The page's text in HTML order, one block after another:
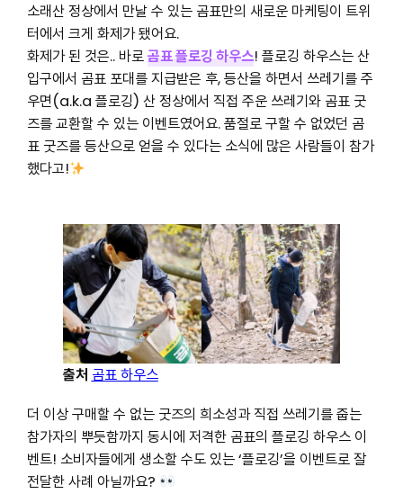
소래산 정상에서 만날 수 있는 곰표만의 새로운 마케팅이 트위
터에서 크게 화제가 됐어요.
화제가 된 것은.. 바로곰표 플로깅 하우스! 플로깅 하우스는 산
입구에서 곰표 포대를 지급받은 후, 등산을 하면서 쓰레기를 주
우면(a.k.a 플로깅) 산 정상에서 직접 주운 쓰레기와 곰표 굿
즈를 교환할 수 있는 이벤트였어요. 품절로 구할 수 없었던 곰
표 굿즈를 등산으로 얻을 수 있다는 소식에 많은 사람들이 참가
했다고!
출처 곰표 하우스
더 이상 구매할 수 없는 굿즈의 희소성과 직접 쓰레기를 줍는
참가자의 뿌듯함까지 동시에 저격한 곰표의 플로깅 하우스 이
벤트! 소비자들에게 생소할 수도 있는 ‘플로깅’을 이벤트로 잘
전달한 사례 아닐까요?